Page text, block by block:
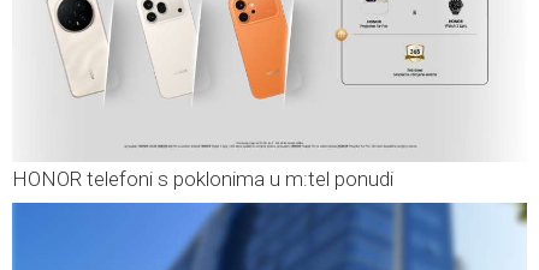
HONOR telefoni s poklonima u m:tel ponudi